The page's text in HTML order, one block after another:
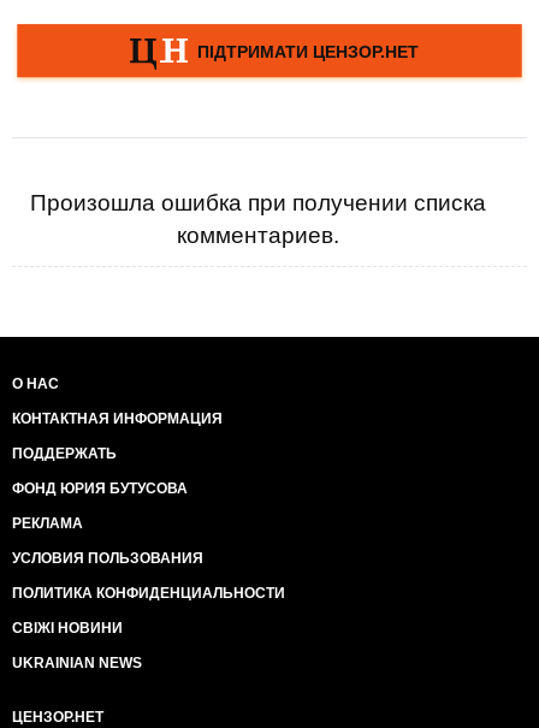
Произошла ошибка при получении списка
комментариев.
О НАС
КОНТАКТНАЯ ИНФОРМАЦИЯ
ПОДДЕРЖАТЬ
ФОНД ЮРИЯ БУТУСОВА
РЕКЛАМА
УСЛОВИЯ ПОЛЬЗОВАНИЯ
ПОЛИТИКА КОНФИДЕНЦИАЛЬНОСТИ
СВІЖІ НОВИНИ
UKRAINIAN NEWS
ЦЕНЗОР.НЕТ